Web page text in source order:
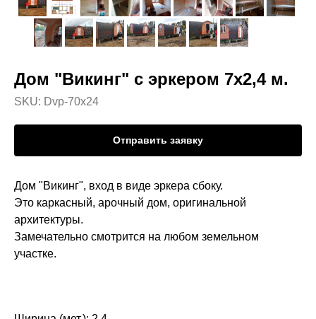
Дом "Викинг" с эркером 7х2,4 м.
SKU: Dvp-70x24
Отправить заявку
Дом "Викинг", вход в виде эркера сбоку.
Это каркасный, арочный дом, оригинальной
архитектуры.
Замечательно смотрится на любом земельном
участке.